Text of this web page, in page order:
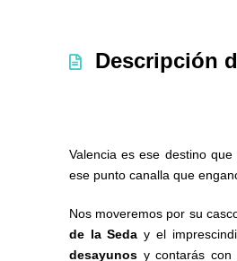
Descripción
Valencia es ese destino
ese punto canalla que
Nos moveremos por su
de la Seda y el
desayunos y contarás con